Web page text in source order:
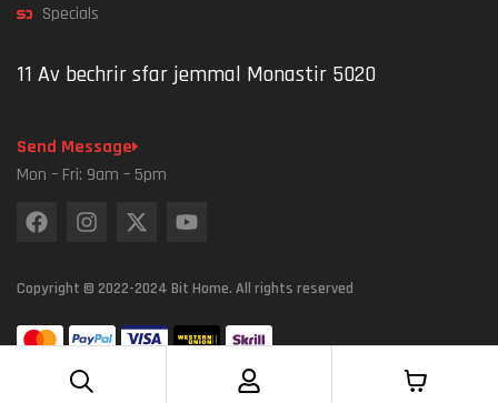
Specials
11 Av bechrir sfar jemmal Monastir 5020
Send Message
Mon – Fri: 9am – 5pm
Copyright © 2022-2024 Bit Home. All rights reserved